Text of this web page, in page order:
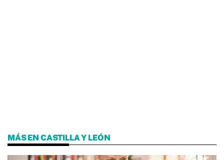
MÁS EN CASTILLA Y LEÓN